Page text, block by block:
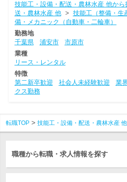
技能工・設備・配送・農林水産 他から
送・農林水産 他> 技能工（整備・生
備・メカニック（自動車・二輪車）
勤務地
千葉県
浦安市
市原市
業種
リース・レンタル
特徴
第二新卒歓迎
社会人未経験歓迎 業
クス勤務
転職TOP 技能工・設備・配送・農林水産
職種から転職・求人情報を探す